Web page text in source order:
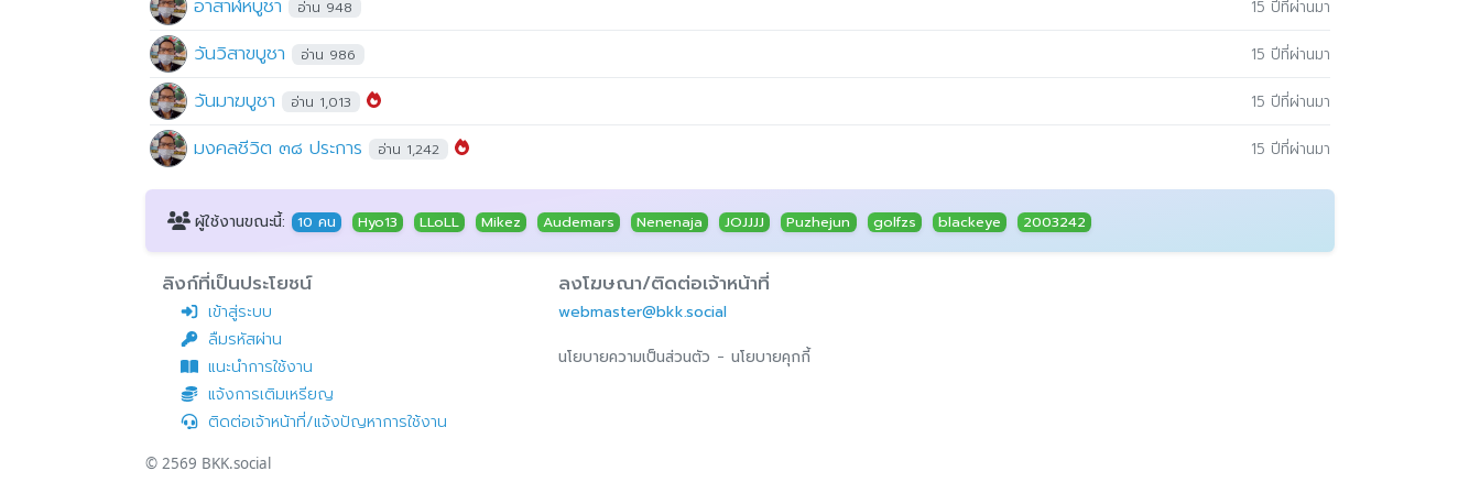
อาสาฬหบูชา อ่าน 948 15 ปีที่ผ่านมา
วันวิสาขบูชา อ่าน 986 15 ปีที่ผ่านมา
วันมาฆบูชา อ่าน 1,013 15 ปีที่ผ่านมา
มงคลชีวิต ๓๘ ประการ อ่าน 1,242 15 ปีที่ผ่านมา
ผู้ใช้งานขณะนี้: 10 คน Hyo13 LLoLL Mikez Audemars Nenenaja JOJJJJ Puzhejun golfzs blackeye 2003242
ลิงก์ที่เป็นประโยชน์
เข้าสู่ระบบ
ลืมรหัสผ่าน
แนะนำการใช้งาน
แจ้งการเติมเหรียญ
ติดต่อเจ้าหน้าที่/แจ้งปัญหาการใช้งาน
ลงโฆษณา/ติดต่อเจ้าหน้าที่
webmaster@bkk.social
นโยบายความเป็นส่วนตัว - นโยบายคุกกี้
© 2569 BKK.social